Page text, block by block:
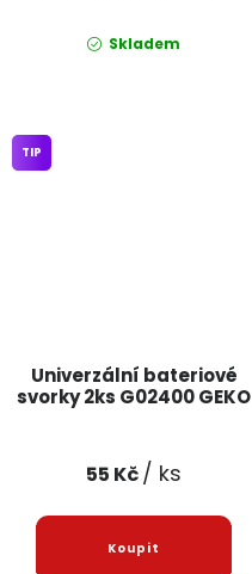
Skladem
Univerzální bateriové
svorky 2ks G02400 GEKO
TIP
55 Kč/ ks